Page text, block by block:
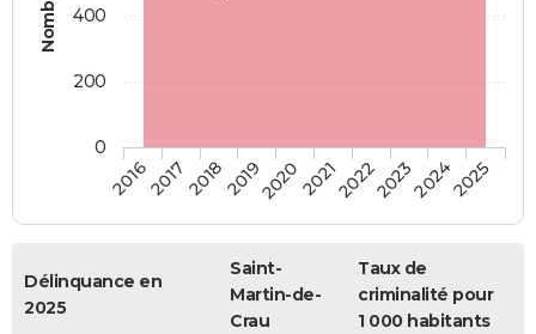
2016201720182019202020212022202320242025
0
200
400
Délinquance en
2025
Saint-
Martin-de-
Crau
Taux de
criminalité pour
1 000 habitants